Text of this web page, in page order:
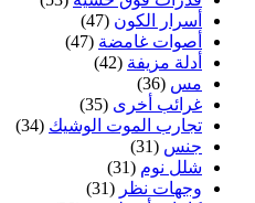
أسرار الكون (47)
أصوات غامضة (47)
أدلة مزيفة (42)
مس (36)
غرائب أخرى (35)
تجارب الموت الوشيك (34)
جنس (31)
شلل نوم (31)
وجهات نظر (31)